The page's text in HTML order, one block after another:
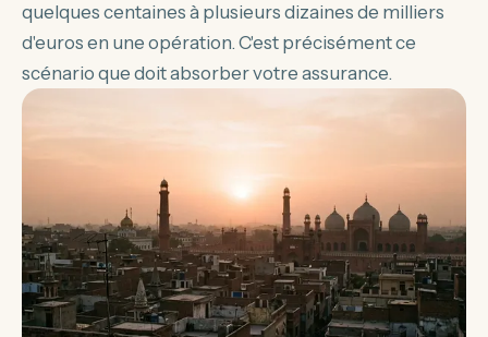
quelques centaines à plusieurs dizaines de milliers
d'euros en une opération. C'est précisément ce
scénario que doit absorber votre assurance.